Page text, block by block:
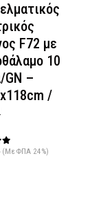
F72 με
10
GN –
/
5
(Με ΦΠΑ 24%)